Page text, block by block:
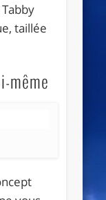
taillée
même